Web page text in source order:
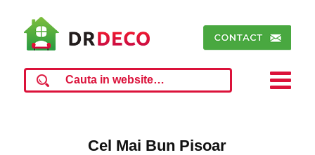
Cel Mai Bun Pisoar